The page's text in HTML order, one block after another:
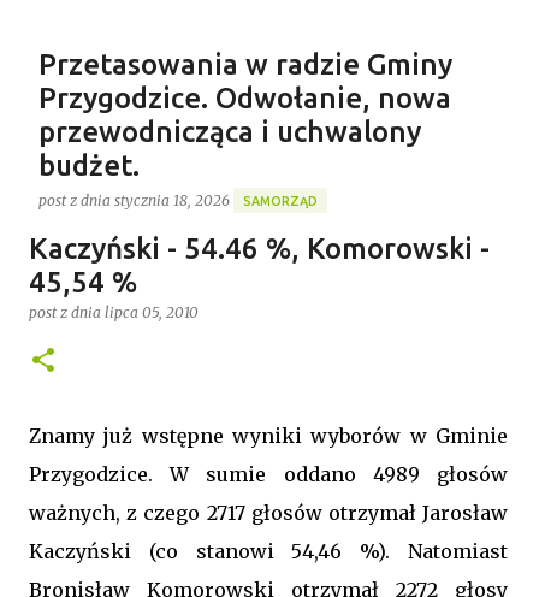
Gospodarstwo Rybackie Przygodzice
Najnowszy post
Przetasowania w radzie Gminy
Przygodzice. Odwołanie, nowa
przewodnicząca i uchwalony
budżet.
post z dnia stycznia 18, 2026 SAMORZĄD
Ponad 4 godziny trwała ostatnia w 2025 roku XVI sesja
Rady Gminy Przygodzice ustanawiając dotychczasowy
rekord długości posiedzenia rady w kadencji 2024-
„ZMIANA”. Jednym z pierwszych punktów był bowiem
przewodniczącą została Joanna Jabłecka -
dotychczasowa wiceprzewodnicząca.
Kaczyński - 54.46 %, Komorowski -
45,54 %
post z dnia lipca 05, 2010
Znamy już wstępne wyniki wyborów w Gminie
Przygodzice. W sumie oddano 4989 głosów
ważnych, z czego 2717 głosów otrzymał Jarosław
Kaczyński (co stanowi 54,46 %). Natomiast
Bronisław Komorowski otrzymał 2272 głosy